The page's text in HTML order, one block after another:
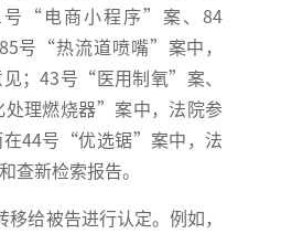
“电商小程序”案、84
号“热流道喷嘴”案中，
；43号“医用制氧”案、
理燃烧器”案中，法院参
在44号“优选锯”案中，法
查新检索报告。
移给被告进行认定。例如，